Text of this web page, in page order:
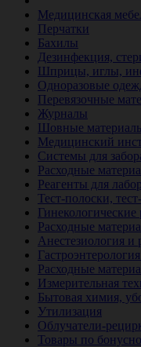
Медицинская
Перчатки
Бахилы
Дезинфекция,
Шприцы, иглы,
Одноразовые
Перевязочные
Журналы
Шовные
Медицинский
Системы для
Расходные
Реагенты для
Тест-полоски,
Расходные
Анестезиология и
Расходные
Измерительная
Бытовая химия,
Утилизация
Облучатели-
Товары по